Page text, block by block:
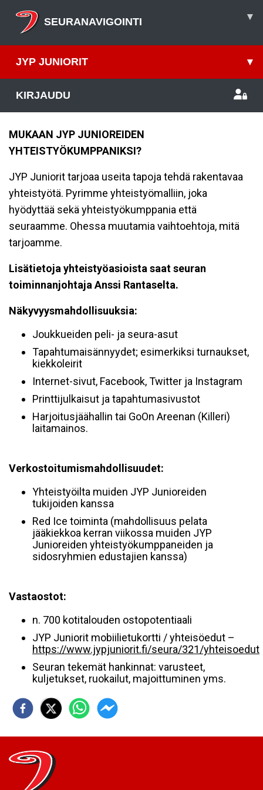
SEURANAVIGOINTI ▾
JYP JUNIORIT ▾
KIRJAUDU
MUKAAN JYP JUNIOREIDEN
YHTEISTYÖKUMPPANIKSI?
JYP Juniorit tarjoaa useita tapoja tehdä rakentavaa
yhteistyötä. Pyrimme yhteistyömalliin, joka
hyödyttää sekä yhteistyökumppania että
seuraamme. Ohessa muutamia vaihtoehtoja, mitä
tarjoamme.
Lisätietoja yhteistyöasioista saat seuran
toiminnanjohtaja Anssi Rantaselta.
Näkyvyysmahdollisuuksia:
Joukkueiden peli- ja seura-asut
Tapahtumaisännyydet; esimerkiksi turnaukset,
kiekkoleirit
Internet-sivut, Facebook, Twitter ja Instagram
Printtijulkaisut ja tapahtumasivustot
Harjoitusjäähallin tai GoOn Areenan (Killeri)
laitamainos.
Verkostoitumismahdollisuudet:
Yhteistyöilta muiden JYP Junioreiden
tukijoiden kanssa
Red Ice toiminta (mahdollisuus pelata
jääkiekkoa kerran viikossa muiden JYP
Junioreiden yhteistyökumppaneiden ja
sidosryhmien edustajien kanssa)
Vastaostot:
n. 700 kotitalouden ostopotentiaali
JYP Juniorit mobiilietukortti / yhteisöedut –
https://www.jypjuniorit.fi/seura/321/yhteisoedut
Seuran tekemät hankinnat: varusteet,
kuljetukset, ruokailut, majoittuminen yms.